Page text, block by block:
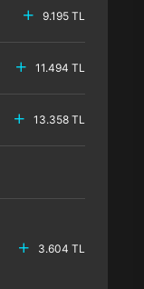
9.195 TL
11.494 TL
13.358 TL
3.604 TL